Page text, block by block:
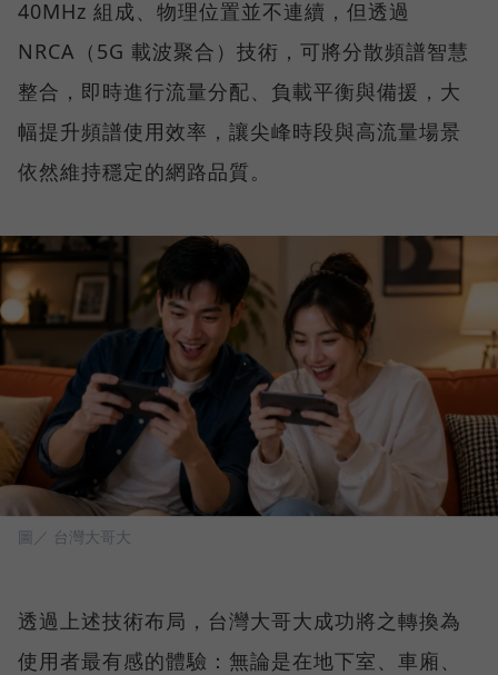
40MHz 組成、物理位置並不連續，但透過
NRCA（5G 載波聚合）技術，可將分散頻譜智慧
整合，即時進行流量分配、負載平衡與備援，大
幅提升頻譜使用效率，讓尖峰時段與高流量場景
依然維持穩定的網路品質。
圖／ 台灣大哥大
透過上述技術布局，台灣大哥大成功將之轉換為
使用者最有感的體驗：無論是在地下室、車廂、